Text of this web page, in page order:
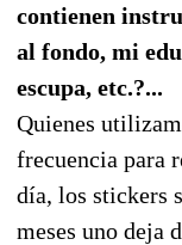
contienen
al fondo, mi
escupa, etc.?...
Quienes
frecuencia para
día, los stickers
meses uno deja